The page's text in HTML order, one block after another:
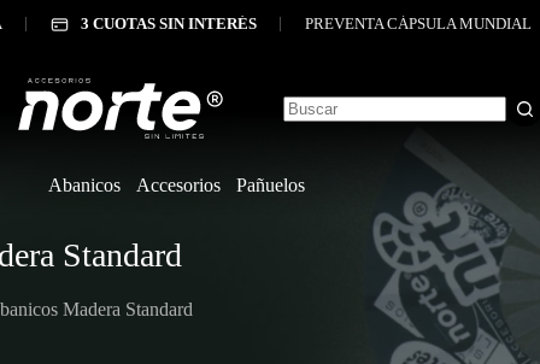
to
3 CUOTAS SIN INTERÉS PREVENTA CÁPSULA MUNDIAL
Abanicos
Accesorios Pañuelos
Standard
Madera Standard